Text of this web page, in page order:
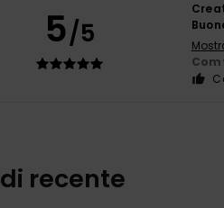
5/5
recente